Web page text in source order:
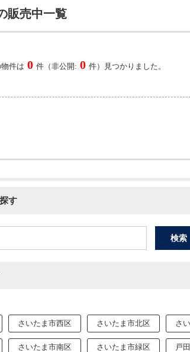
販売中一覧
件は 0 件（非公開: 0 件）見つかりました。
す
さいたま市西区 さいたま市北区 さ
さいたま市南区 さいたま市緑区 戸